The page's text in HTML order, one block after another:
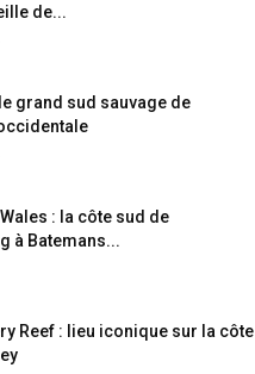
de...
grand sud sauvage de
: la côte sud de
à Batemans...
Reef : lieu iconique sur la côte